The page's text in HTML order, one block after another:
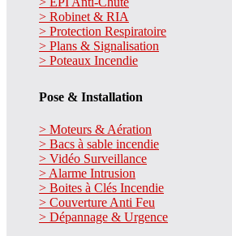
> Robinet & RIA
> Protection Respiratoire
> Plans & Signalisation
> Poteaux Incendie
Pose & Installation
> Moteurs & Aération
> Bacs à sable incendie
> Vidéo Surveillance
> Alarme Intrusion
> Boites à Clés Incendie
> Couverture Anti Feu
> Dépannage & Urgence